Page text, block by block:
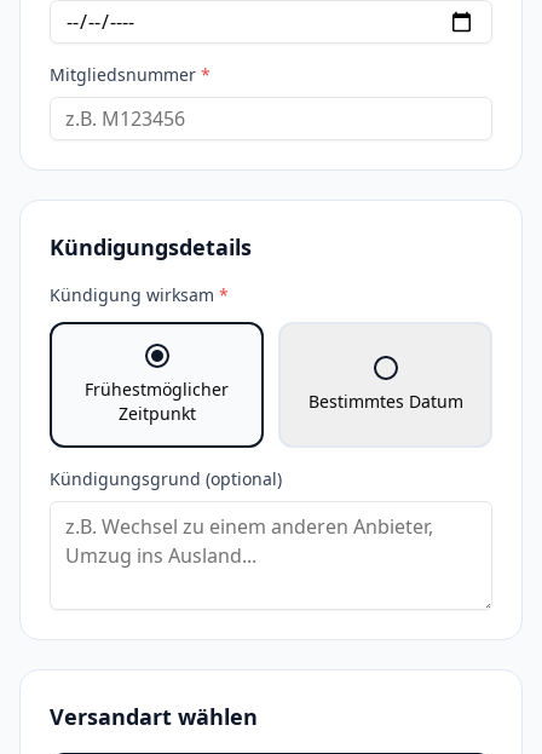
Mitgliedsnummer *
Kündigungsdetails
Kündigung wirksam *
Frühestmöglicher
Zeitpunkt
Bestimmtes Datum
Kündigungsgrund (optional)
Versandart wählen